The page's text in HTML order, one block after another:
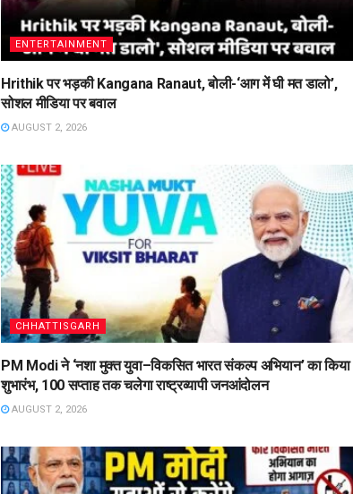
ENTERTAINMENT
Hrithik पर भड़की Kangana Ranaut, बोली-‘आग में घी मत डालो’,
सोशल मीडिया पर बवाल
AUGUST 2, 2026
CHHATTISGARH
PM Modi ने ‘नशा मुक्त युवा–विकसित भारत संकल्प अभियान’ का किया
शुभारंभ, 100 सप्ताह तक चलेगा राष्ट्रव्यापी जनआंदोलन
AUGUST 2, 2026